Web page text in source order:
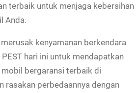
terbaik untuk menjaga kebersihan
Anda.
kenyamanan berkendara
hari ini untuk mendapatkan
bergaransi terbaik di
rasakan perbedaannya dengan